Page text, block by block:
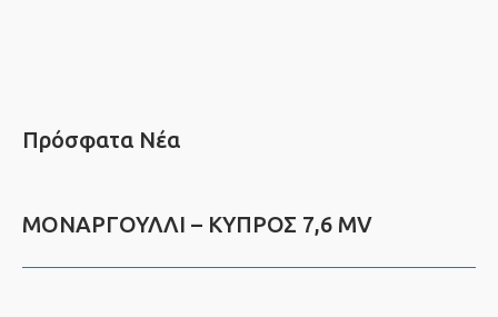
Πρόσφατα Νέα
ΜΟΝΑΡΓΟΥΛΛΙ – ΚΥΠΡΟΣ 7,6 MV